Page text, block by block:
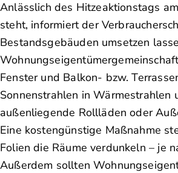
Anlässlich des Hitzeaktionstags
steht, informiert der
Bestandsgebäuden umsetzen
Fenster und Balkon- bzw.
Sonnenstrahlen in
außenliegende Rollläden oder
Eine kostengünstige Maßnahme
Folien die Räume verdunkeln – je
Außerdem sollten